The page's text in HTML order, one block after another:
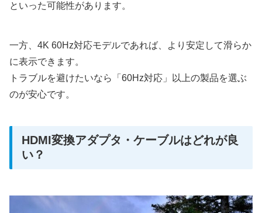
といった可能性があります。
一方、4K 60Hz対応モデルであれば、より安定して滑らか
に表示できます。
トラブルを避けたいなら「60Hz対応」以上の製品を選ぶ
のが安心です。
HDMI変換アダプタ・ケーブルはどれが良
い？